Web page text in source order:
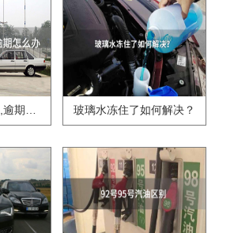
驾驶证到期没有换,逾期怎么办?? 玻璃水冻住了如何解决？